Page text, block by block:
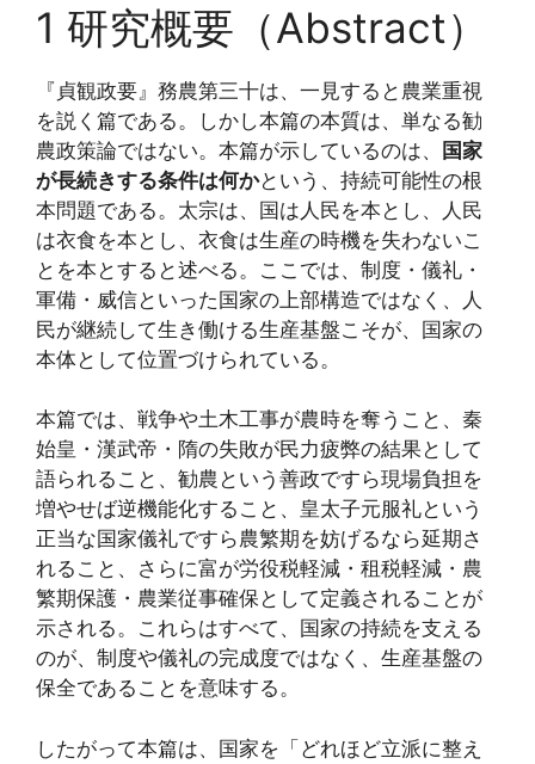
1 研究概要（Abstract）
『貞観政要』務農第三十は、一見すると農業重視
を説く篇である。しかし本篇の本質は、単なる勧
農政策論ではない。本篇が示しているのは、
国家
が長続きする条件は何かという、持続可能性の根
本問題である。太宗は、国は人民を本とし、人民
は衣食を本とし、衣食は生産の時機を失わないこ
とを本とすると述べる。ここでは、制度・儀礼・
軍備・威信といった国家の上部構造ではなく、人
民が継続して生き働ける生産基盤こそが、国家の
本体として位置づけられている。
本篇では、戦争や土木工事が農時を奪うこと、秦
始皇・漢武帝・隋の失敗が民力疲弊の結果として
語られること、勧農という善政ですら現場負担を
増やせば逆機能化すること、皇太子元服礼という
正当な国家儀礼ですら農繁期を妨げるなら延期さ
れること、さらに富が労役税軽減・租税軽減・農
繁期保護・農業従事確保として定義されることが
示される。これらはすべて、国家の持続を支える
のが、制度や儀礼の完成度ではなく、生産基盤の
保全であることを意味する。
したがって本篇は、国家を「どれほど立派に整え